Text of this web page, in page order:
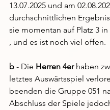
13.07.2025 und am
durchschnittlichen
sie momentan auf Platz 3
, und es ist noch viel offen.
b - Die Herren 4er haben
letztes Auswärtsspiel
beenden die Gruppe 051
Abschluss der Spiele